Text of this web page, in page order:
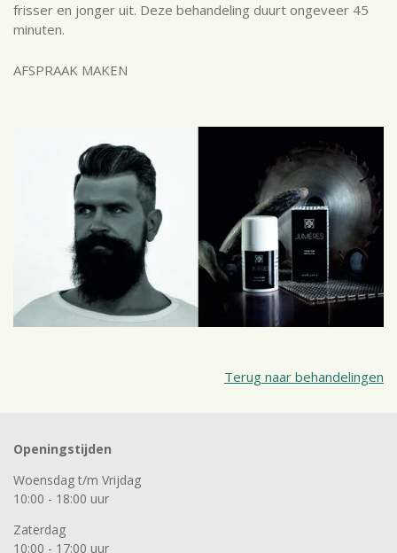
frisser en jonger uit. Deze behandeling duurt ongeveer 45
minuten.
AFSPRAAK MAKEN
Terug naar behandelingen
Openingstijden
Woensdag t/m Vrijdag
10:00 - 18:00 uur
Zaterdag
10:00 - 17:00 uur